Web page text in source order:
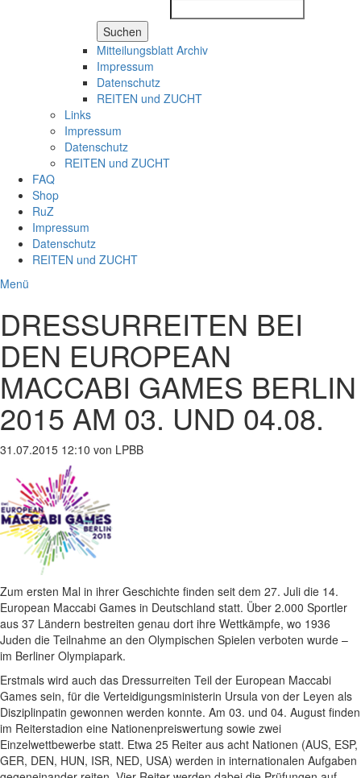
Suchen
Mitteilungsblatt Archiv
Impressum
Datenschutz
REITEN und ZUCHT
Links
Impressum
Datenschutz
REITEN und ZUCHT
FAQ
Shop
RuZ
Impressum
Datenschutz
REITEN und ZUCHT
Menü
DRESSURREITEN BEI
DEN EUROPEAN
MACCABI GAMES BERLIN
2015 AM 03. UND 04.08.
31.07.2015 12:10 von LPBB
Zum ersten Mal in ihrer Geschichte finden seit dem 27. Juli die 14.
European Maccabi Games in Deutschland statt. Über 2.000 Sportler
aus 37 Ländern bestreiten genau dort ihre Wettkämpfe, wo 1936
Juden die Teilnahme an den Olympischen Spielen verboten wurde –
im Berliner Olympiapark.
Erstmals wird auch das Dressurreiten Teil der European Maccabi
Games sein, für die Verteidigungsministerin Ursula von der Leyen als
Disziplinpatin gewonnen werden konnte. Am 03. und 04. August finden
im Reiterstadion eine Nationenpreiswertung sowie zwei
Einzelwettbewerbe statt. Etwa 25 Reiter aus acht Nationen (AUS, ESP,
GER, DEN, HUN, ISR, NED, USA) werden in internationalen Aufgaben